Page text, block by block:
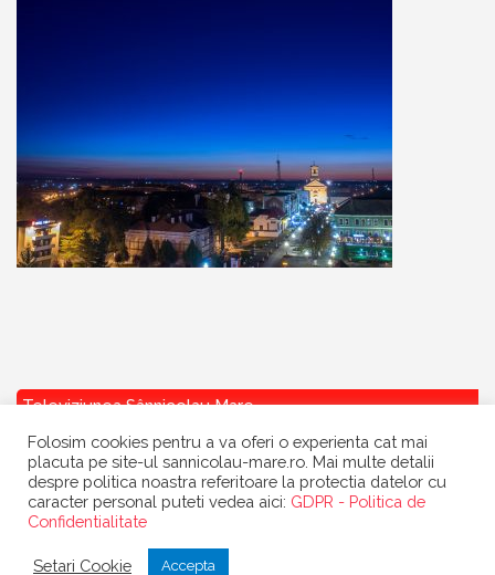
Televiziunea Sânnicolau Mare
Primaria Sannicolau Mare
Folosim cookies pentru a va oferi o experienta cat mai
placuta pe site-ul sannicolau-mare.ro. Mai multe detalii
despre politica noastra referitoare la protectia datelor cu
caracter personal puteti vedea aici: GDPR - Politica de
Confidentialitate
Setari Cookie Accepta